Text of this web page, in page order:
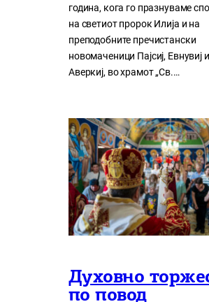
година, кога го празнуваме
на светиот пророк Илија и на
преподобните пречистански
новомаченици Пајсиј, Евнувиј и
Аверкиј, во храмот „Св.…
Духовно
по повод